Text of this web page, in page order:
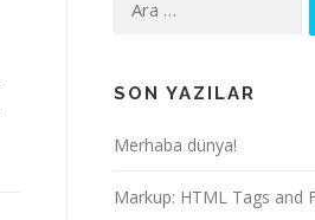
SON YAZILAR
Merhaba dünya!
Markup: HTML Tags and